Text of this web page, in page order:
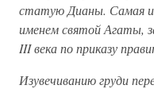
статую Дианы. Самая
именем святой Агаты,
III века по приказу
Изувечиванию груди